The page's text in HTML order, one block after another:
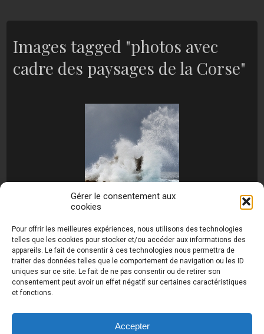
Gérer le consentement aux
cookies
Pour offrir les meilleures expériences, nous utilisons des technologies
telles que les cookies pour stocker et/ou accéder aux informations des
appareils. Le fait de consentir à ces technologies nous permettra de
traiter des données telles que le comportement de navigation ou les ID
uniques sur ce site. Le fait de ne pas consentir ou de retirer son
consentement peut avoir un effet négatif sur certaines caractéristiques
et fonctions.
Accepter
Images tagged "photos avec
cadre des paysages de la Corse"
raynaud.com ©
Toutes les photos de ce site sont